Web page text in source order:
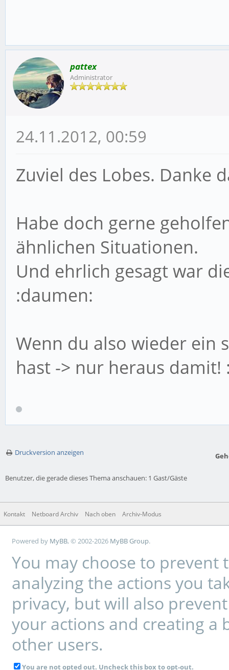
pattex
Administrator
24.11.2012, 00:59
Zuviel des Lobes. Danke
Habe doch gerne
ähnlichen Situationen.
Und ehrlich gesagt war
:daumen:
Wenn du also wieder ein
hast -> nur heraus damit!
Druckversion anzeigen
Benutzer, die gerade dieses Thema anschauen: 1 Gast/Gäste
Kontakt Netboard Archiv Nach oben Archiv-Modus
Powered by MyBB, © 2002-2026 MyBB Group.
You may choose to
analyzing the actions you
privacy, but will also
your actions and creating a
other users.
You are not opted out. Uncheck this box to opt-out.